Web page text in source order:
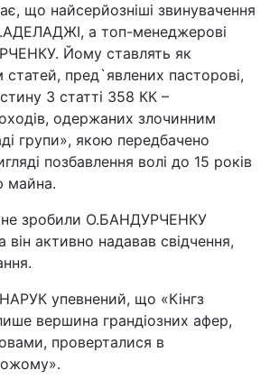
що найсерйозніші звинувачення
а топ-менеджерові
Йому ставлять як
статей, пред`явлених пасторові,
3 статті 358 КК –
одержаних злочинним
групи», якою передбачено
позбавлення волі до 15 років
майна.
не зробили О.БАНДУРЧЕНКУ
він активно надавав свідчення,
упевнений, що «Кінгз
вершина грандіозних афер,
проверталися в